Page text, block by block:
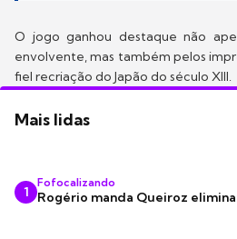
O jogo ganhou destaque não
envolvente, mas também pelos
fiel recriação do Japão do século XIII.
Mais lidas
1
Fofocalizando
Rogério manda Queiroz